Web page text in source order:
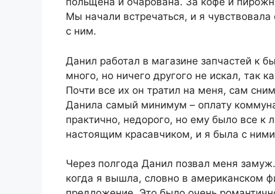
Мы начали встречаться, и я
с ним.
Данил работал в магазине запчастей к
много, но ничего другого не искал, так
Почти все их он тратил на меня, сам
Данила самый минимум – оплату
практично, недорого, но ему было все к
настоящим красавчиком, и я была с
Через полгода Данил позвал меня
когда я вышла, словно в американском